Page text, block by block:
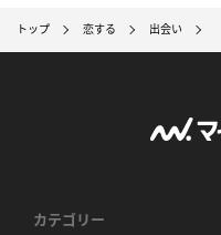
トップ 恋する 出会い
カテゴリー